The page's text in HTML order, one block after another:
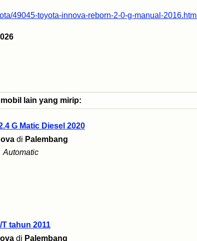
49045-toyota-innova-reborn-2-0-g-manual-2016.html
lain yang mirip:
G Matic Diesel 2020
di Palembang
Automatic
T tahun 2011
di Palembang